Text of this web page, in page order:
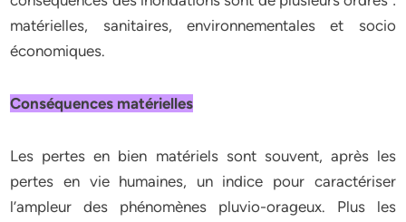
matérielles, sanitaires, environnementales et socio
économiques.
Conséquences matérielles
Les pertes en bien matériels sont souvent, après les
pertes en vie humaines, un indice pour caractériser
l’ampleur des phénomènes pluvio-orageux. Plus les